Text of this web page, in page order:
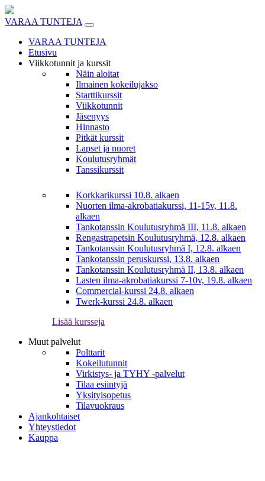
Skip
to
VARAA TUNTEJA
VARAA TUNTEJA
Etusivu
Viikkotunnit ja kurssit
Näin aloitat
Ilmainen kokeilujakso
Starttikurssit
Viikkotunnit
Jäsenyys
Hinnasto
Pitkät kurssit
Lapset ja nuoret
Koulutusryhmät
Tanssikurssit
Korkkarikurssi 10.8. alkaen
Nuorten ilma-akrobatiakurssi, 11-15v, 11.8.
alkaen
Tankotanssin Koulutusryhmä III, 11.8. alkaen
Rengastrapetsin Koulutusryhmä, 12.8. alkaen
Tankotanssin Koulutusryhmä I, 12.8. alkaen
Tankotanssin peruskurssi, 13.8. alkaen
Tankotanssin Koulutusryhmä II, 13.8. alkaen
Lasten ilma-akrobatiakurssi 7-10v, 19.8. alkaen
Commercial-kurssi 24.8. alkaen
Twerk-kurssi 24.8. alkaen
Lisää kursseja
Muut palvelut
Polttarit
Kokeilutunnit
Virkistys- ja TYHY -palvelut
Tilaa esiintyjä
Yksityisopetus
Tilavuokraus
Ajankohtaiset
Yhteystiedot
Kauppa